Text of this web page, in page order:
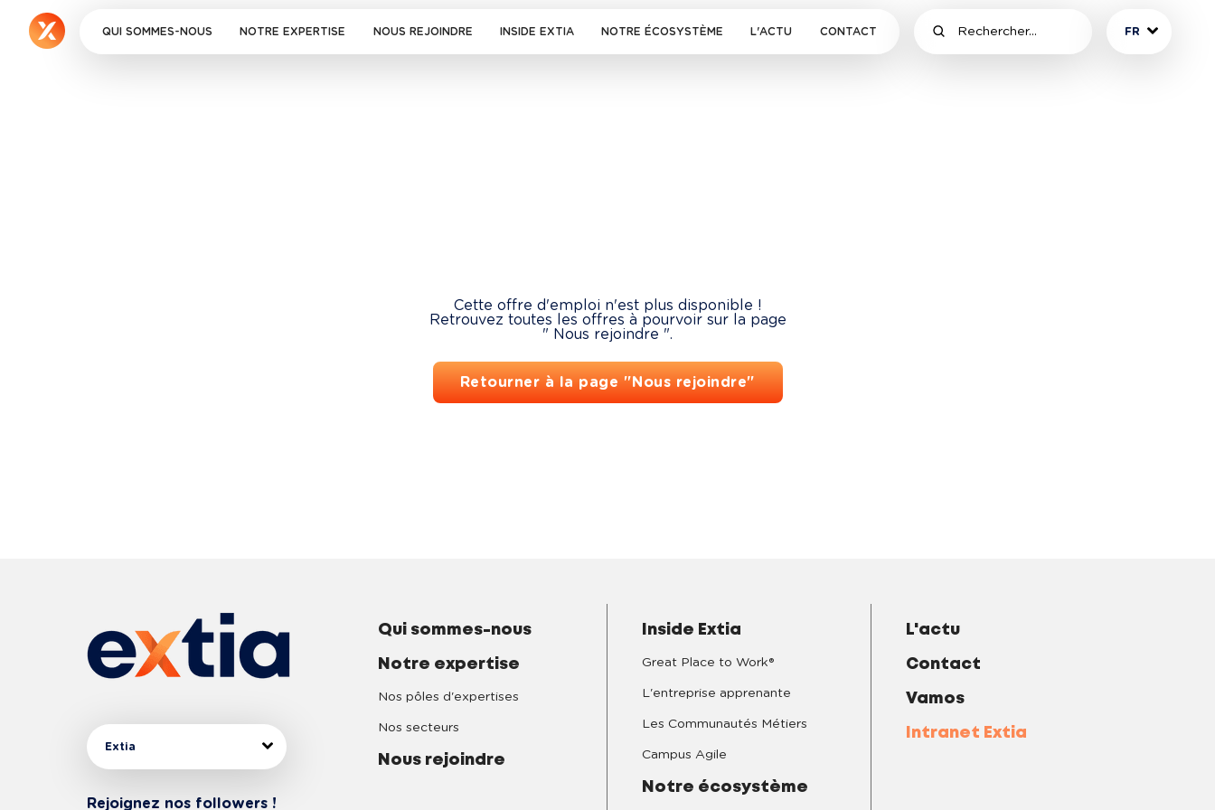
QUI SOMMES-NOUS NOTRE EXPERTISE NOUS REJOINDRE INSIDE EXTIA NOTRE ÉCOSYSTÈME L'ACTU CONTACT FR
Cette offre d'emploi n'est plus disponible !
Retrouvez toutes les offres à pourvoir sur la page
" Nous rejoindre ".
Retourner à la page "Nous rejoindre"
Extia
Rejoignez nos followers !
Qui sommes-nous
Notre expertise
Nos pôles d'expertises
Nos secteurs
Nous rejoindre
Inside Extia
Great Place to Work®
L'entreprise apprenante
Les Communautés Métiers
Campus Agile
Notre écosystème
L'actu
Contact
Vamos
Intranet Extia